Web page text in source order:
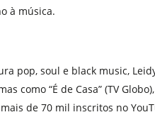
à música.
pop, soul e black music,
como “É de Casa” (TV
de 70 mil inscritos no